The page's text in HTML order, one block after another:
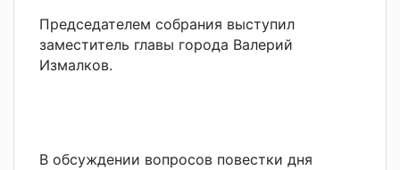
Председателем собрания выступил
заместитель главы города Валерий
Измалков.
В обсуждении вопросов повестки дня